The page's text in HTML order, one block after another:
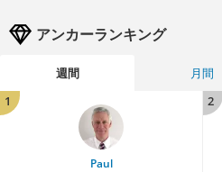
アンカーランキング
週間 月間
1
Paul
2